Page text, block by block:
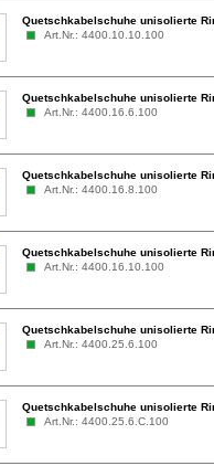
Quetschkabelschuhe unisolierte
Art.Nr.: 4400.10.10.100
Quetschkabelschuhe unisolierte
Art.Nr.: 4400.16.6.100
Quetschkabelschuhe unisolierte
Art.Nr.: 4400.16.8.100
Quetschkabelschuhe unisolierte
Art.Nr.: 4400.16.10.100
Quetschkabelschuhe unisolierte
Art.Nr.: 4400.25.6.100
Quetschkabelschuhe unisolierte
Art.Nr.: 4400.25.6.C.100